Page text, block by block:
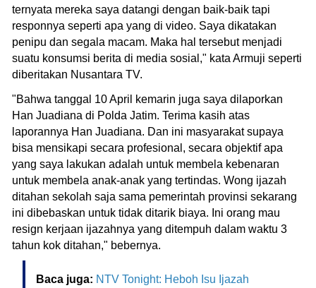
ternyata mereka saya datangi dengan baik-baik tapi
responnya seperti apa yang di video. Saya dikatakan
penipu dan segala macam. Maka hal tersebut menjadi
suatu konsumsi berita di media sosial," kata Armuji seperti
diberitakan Nusantara TV.
"Bahwa tanggal 10 April kemarin juga saya dilaporkan
Han Juadiana di Polda Jatim. Terima kasih atas
laporannya Han Juadiana. Dan ini masyarakat supaya
bisa mensikapi secara profesional, secara objektif apa
yang saya lakukan adalah untuk membela kebenaran
untuk membela anak-anak yang tertindas. Wong ijazah
ditahan sekolah saja sama pemerintah provinsi sekarang
ini dibebaskan untuk tidak ditarik biaya. Ini orang mau
resign kerjaan ijazahnya yang ditempuh dalam waktu 3
tahun kok ditahan," bebernya.
Baca juga: NTV Tonight: Heboh Isu Ijazah